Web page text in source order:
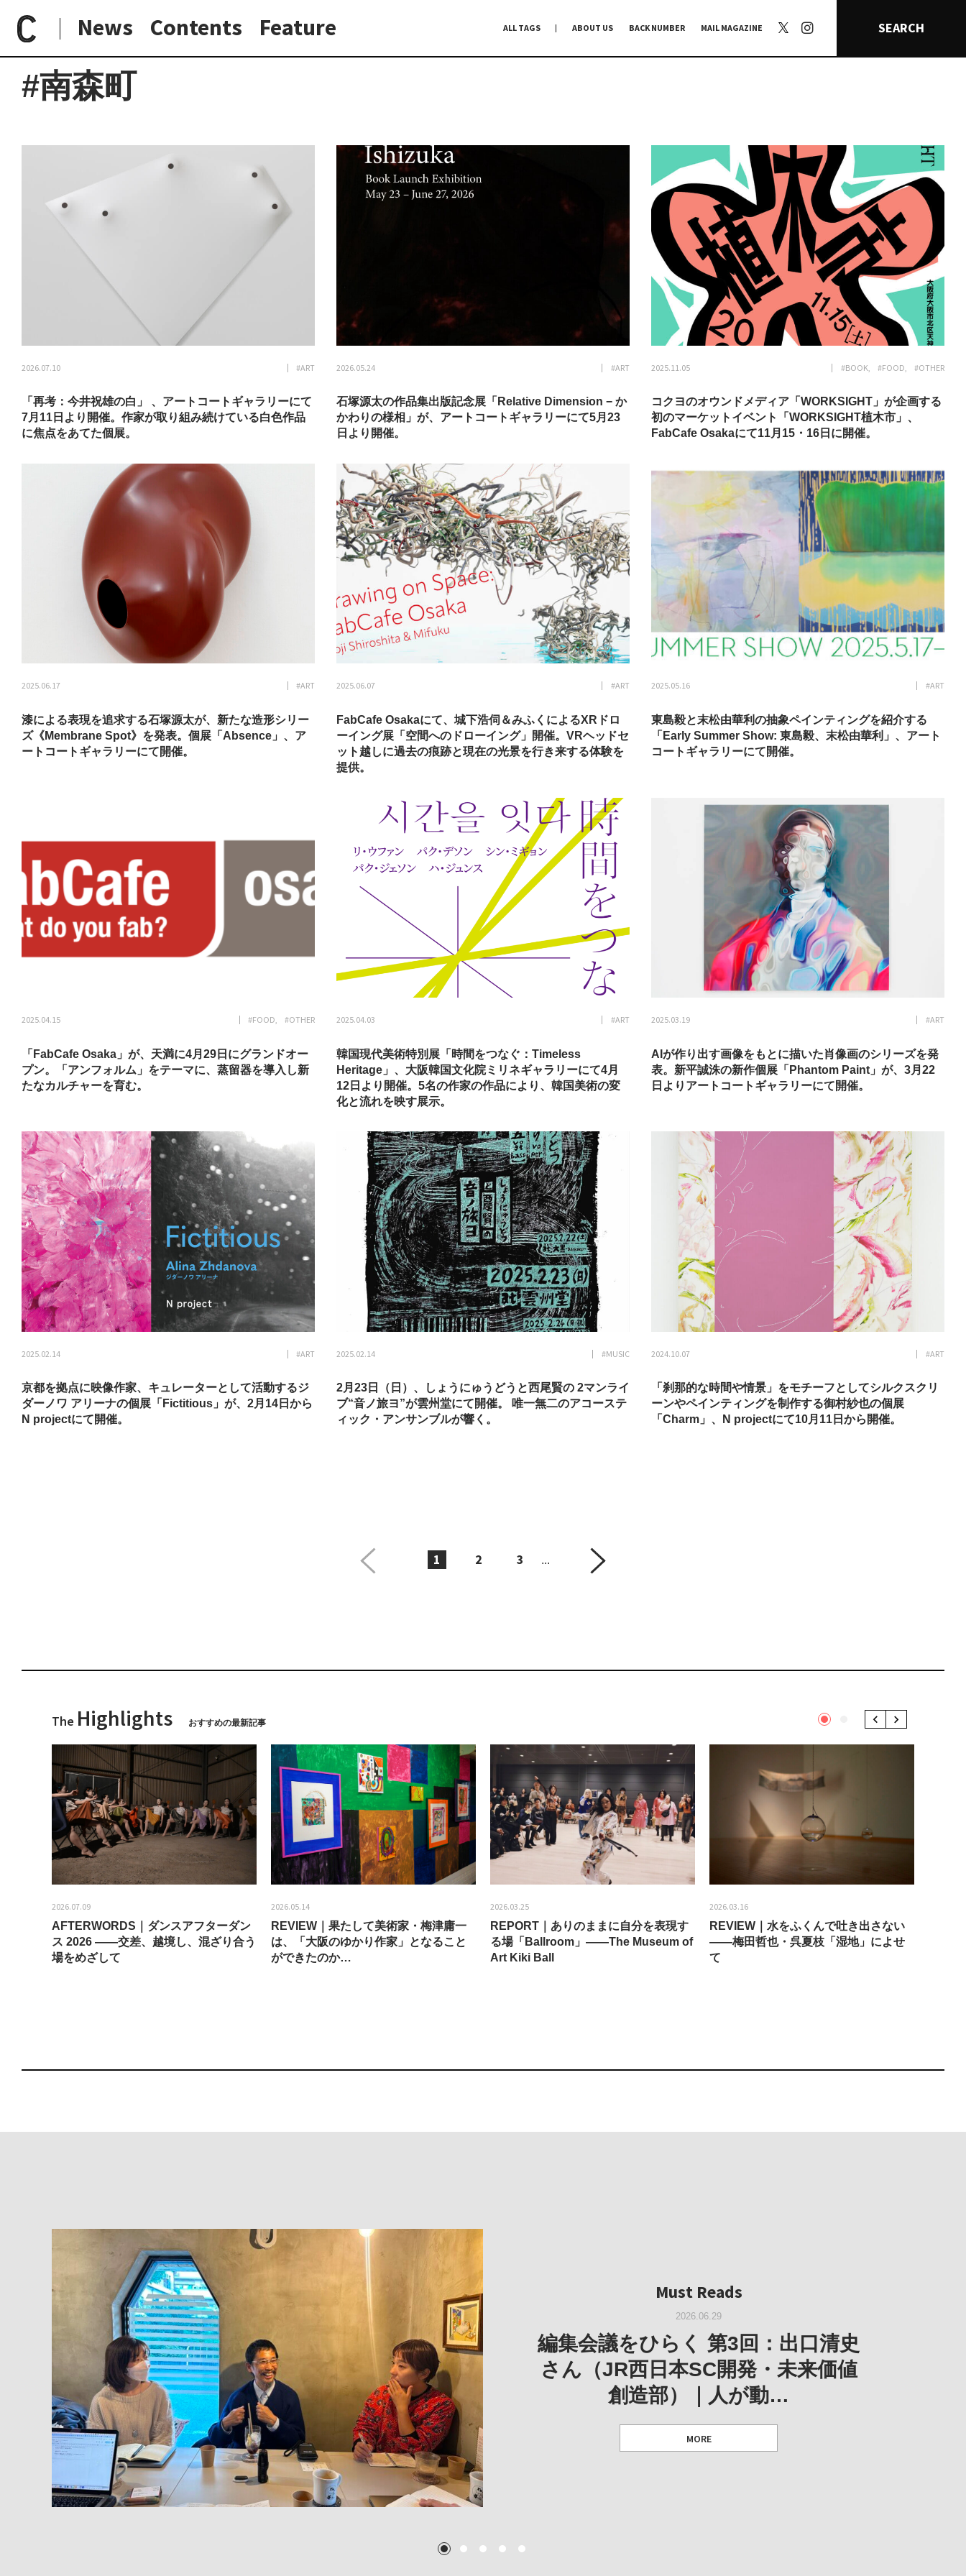
News Contents Feature ALL TAGS ABOUT US BACK NUMBER MAIL MAGAZINE SEARCH
日常と現場
paperC 地域 南森町
#南森町
2026.07.10 #ART
「再考：今井祝雄の白」 、アートコートギャラリーにて
7月11日より開催。作家が取り組み続けている白色作品
に焦点をあてた個展。
2026.05.24 #ART
石塚源太の作品集出版記念展「Relative Dimension − か
かわりの様相」が、アートコートギャラリーにて5月23
日より開催。
2025.11.05 #BOOK #FOOD #OTHER
コクヨのオウンドメディア「WORKSIGHT」が企画する
初のマーケットイベント「WORKSIGHT植木市」、
FabCafe Osakaにて11月15・16日に開催。
2025.06.17 #ART
漆による表現を追求する石塚源太が、新たな造形シリー
ズ《Membrane Spot》を発表。個展「Absence」、ア
ートコートギャラリーにて開催。
2025.06.07 #ART
FabCafe Osakaにて、城下浩伺＆みふくによるXRドロ
ーイング展「空間へのドローイング」開催。VRヘッドセ
ット越しに過去の痕跡と現在の光景を行き来する体験を
提供。
2025.05.16 #ART
東島毅と末松由華利の抽象ペインティングを紹介する
「Early Summer Show: 東島毅、末松由華利」、アート
コートギャラリーにて開催。
2025.04.15 #FOOD #OTHER
「FabCafe Osaka」が、天満に4月29日にグランドオー
プン。「アンフォルム」をテーマに、蒸留器を導入し新
たなカルチャーを育む。
2025.04.03 #ART
韓国現代美術特別展「時間をつなぐ：Timeless
Heritage」、大阪韓国文化院ミリネギャラリーにて4月
12日より開催。5名の作家の作品により、韓国美術の変
化と流れを映す展示。
2025.03.19 #ART
AIが作り出す画像をもとに描いた肖像画のシリーズを発
表。新平誠洙の新作個展「Phantom Paint」が、3月22
日よりアートコートギャラリーにて開催。
2025.02.14 #ART
京都を拠点に映像作家、キュレーターとして活動するジ
ダーノワ アリーナの個展「Fictitious」が、2月14日から
N projectにて開催。
2025.02.14 #MUSIC
2月23日（日）、しょうにゅうどうと西尾賢の 2マンライ
ブ“音ノ旅ヨ”が雲州堂にて開催。 唯一無二のアコーステ
ィック・アンサンブルが響く。
2024.10.07 #ART
「刹那的な時間や情景」をモチーフとしてシルクスクリ
ーンやペインティングを制作する御村紗也の個展
「Charm」、N projectにて10月11日から開催。
1 2 3 ...
The Highlights おすすめの最新記事 1 Previous
Next
2026.07.09
AFTERWORDS｜ダンスアフターダン
ス 2026 ——交差、越境し、混ざり合う
場をめざして
2026.05.14
REVIEW｜果たして美術家・梅津庸一
は、「大阪のゆかり作家」となること
ができたのか…
2026.03.25
REPORT｜ありのままに自分を表現す
る場「Ballroom」——The Museum of
Art Kiki Ball
2026.03.16
REVIEW｜水をふくんで吐き出さない
——梅田哲也・呉夏枝「湿地」によせ
て
Must Reads
2026.06.29
編集会議をひらく 第3回：出口清史
さん（JR西日本SC開発・未来価値
創造部）｜人が動…
MORE
REVIEW｜果たして美術家・梅津庸
一は、「大阪のゆかり作家」となる
ことができたのか…
TEXT: 大島賛都 [アーツサポート関西 チーフプロデューサー／学芸員]
2026.03.11
REPORT｜博覧会の残像
MORE
2026.02.25
REVIEW｜菊池聡太朗 個展「余りの
風景」
TEXT: 大島賛都 [アーツサポート関西 チーフプロデューサー／学芸員]
2025.10.01
REVIEW｜生の存在証明としての線
——「ライフライン」展
TEXT: 大島賛都 [アーツサポート関西 チーフプロデューサー／学芸員]
1 2 3 4 5